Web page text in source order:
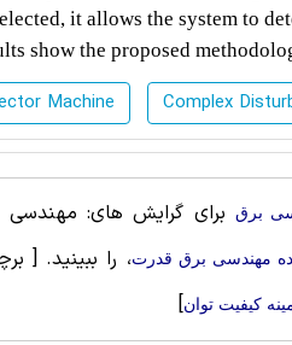
it allows the system to
show the proposed
Machine Complex
برقبرای گرایش های: مهندسی
مهندسی برق قدرت، را ببینید.[
کیفیت توان]